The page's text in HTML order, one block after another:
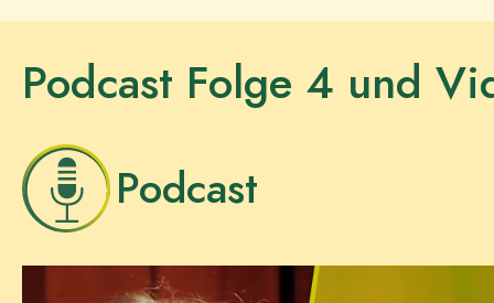
Podcast Folge 4 und
Podcast